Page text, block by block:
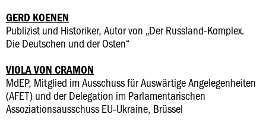
GERD KOENEN
Publizist und Historiker, Autor von „Der Russland-Komplex.
Die Deutschen und der Osten“
VIOLA VON CRAMON
MdEP, Mitglied im Ausschuss für Auswärtige Angelegenheiten
(AFET) und der Delegation im Parlamentarischen
Assoziationsausschuss EU-Ukraine, Brüssel